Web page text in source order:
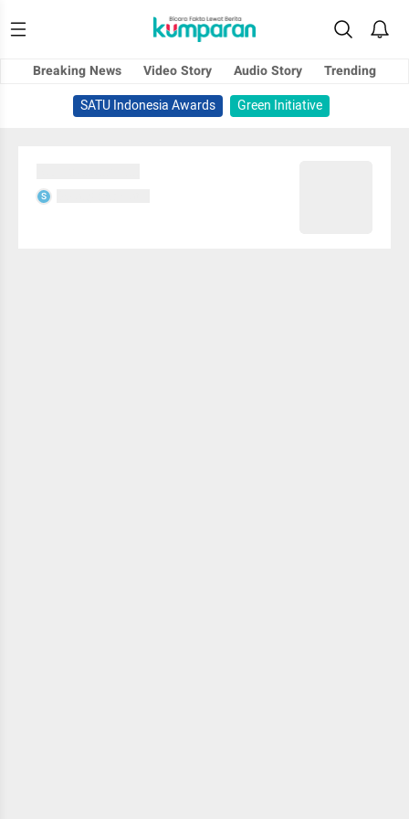
Breaking News Video Story Audio Story
Trending
SATU Indonesia Awards
Green Initiative
S